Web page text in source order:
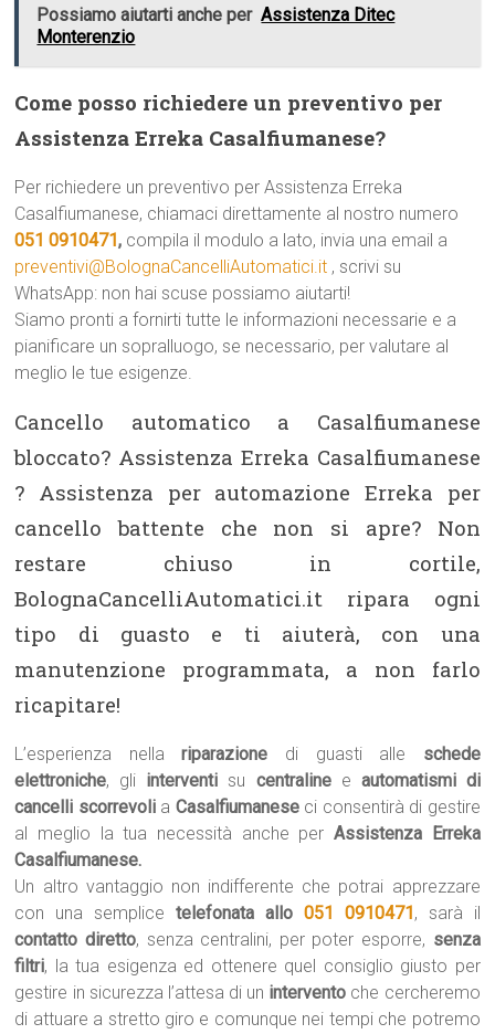
Possiamo aiutarti anche per Assistenza Ditec
Monterenzio
Come posso richiedere un preventivo per
Assistenza Erreka Casalfiumanese?
Per richiedere un preventivo per Assistenza Erreka
Casalfiumanese, chiamaci direttamente al nostro numero
051 0910471, compila il modulo a lato, invia una email a
preventivi@BolognaCancelliAutomatici.it , scrivi su
WhatsApp: non hai scuse possiamo aiutarti!
Siamo pronti a fornirti tutte le informazioni necessarie e a
pianificare un sopralluogo, se necessario, per valutare al
meglio le tue esigenze.
Cancello automatico a Casalfiumanese
bloccato? Assistenza Erreka Casalfiumanese
? Assistenza per automazione Erreka per
cancello battente che non si apre? Non
restare chiuso in cortile,
BolognaCancelliAutomatici.it ripara ogni
tipo di guasto e ti aiuterà, con una
manutenzione programmata, a non farlo
ricapitare!
L’esperienza nellariparazione di guasti alle schede
elettroniche, gli interventi su centralinee automatismi di
cancelli scorrevolia Casalfiumanese ci consentirà di gestire
al meglio la tua necessità anche per Assistenza Erreka
Casalfiumanese.
Un altro vantaggio non indifferente che potrai apprezzare
con una semplicetelefonata allo 051 0910471, sarà il
contatto diretto, senza centralini, per poter esporre, senza
filtri, la tua esigenza ed ottenere quel consiglio giusto per
gestire in sicurezza l’attesa di un intervento che cercheremo
di attuare a stretto giro e comunque nei tempi che potremo